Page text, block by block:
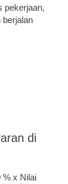
pekerjaan,
berjalan
di
% x Nilai